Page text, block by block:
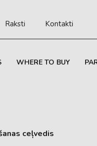
Raksti Kontakti
WHERE TO BUY
ceļvedis